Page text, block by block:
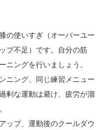
の使いすぎ（オーバーユー
プ不足）です。自分の筋
ニングを行いましょう。
ニング、同じ練習メニュー
剰な運動は避け、疲労が溜
ップ、運動後のクールダウ